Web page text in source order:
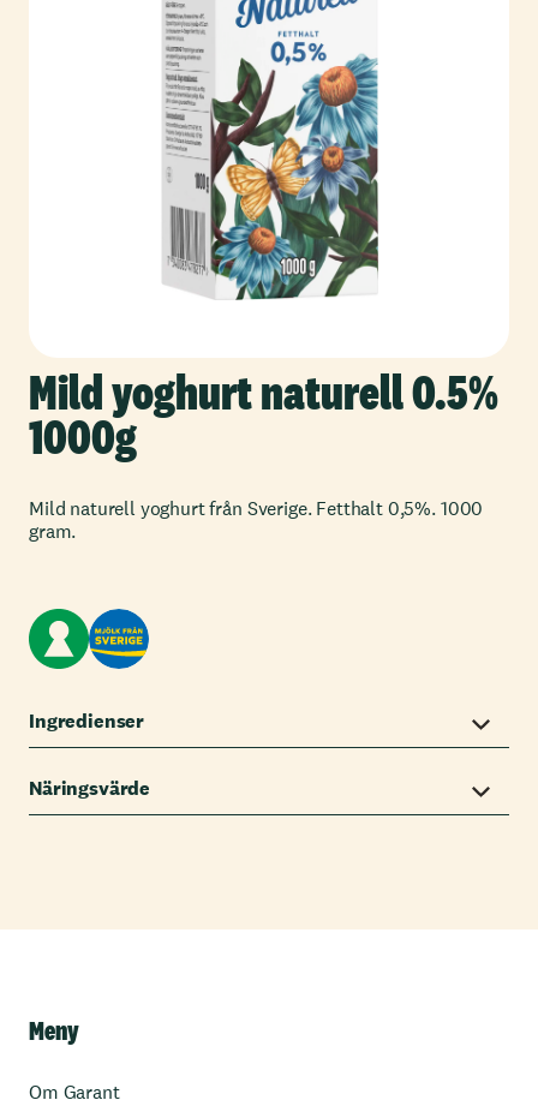
Mild yoghurt naturell 0.5%
1000g
Mild naturell yoghurt från Sverige. Fetthalt 0,5%. 1000
gram.
Ingredienser
Näringsvärde
Meny
Om Garant